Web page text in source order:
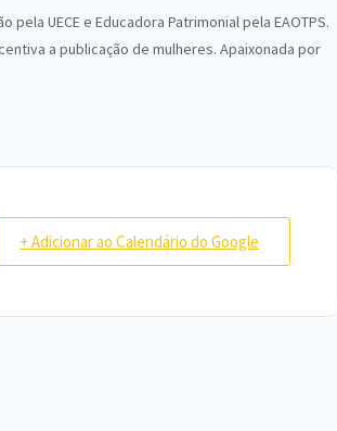
UECE e Educadora Patrimonial pela EAOTPS.
a publicação de mulheres. Apaixonada por
+ Adicionar ao Calendário do Google